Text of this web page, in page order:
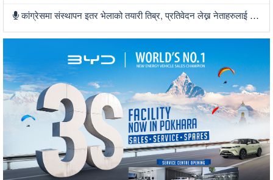
कांग्रेसमा संस्थापन इतर भेलाको तयारी तिब्र, प्रतिवेदन लेख्न नेताहरुलाई जिम्मेवारी, भेलामा सहभागी हुन देउवा फर्कदैं